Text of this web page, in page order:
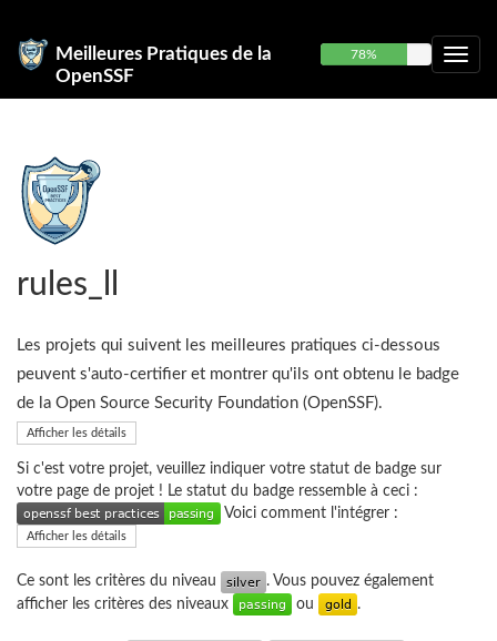
Meilleures Pratiques de la
OpenSSF
78%
rules_ll
Les projets qui suivent les meilleures pratiques ci-dessous
peuvent s'auto-certifier et montrer qu'ils ont obtenu le badge
de la Open Source Security Foundation (OpenSSF).
Afficher les détails
Si c'est votre projet, veuillez indiquer votre statut de badge sur
votre page de projet ! Le statut du badge ressemble à ceci :
Voici comment l'intégrer :
Afficher les détails
Ce sont les critères du niveau
. Vous pouvez également
afficher les critères des niveaux
ou .